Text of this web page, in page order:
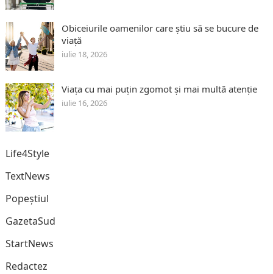
Obiceiurile oamenilor care știu să se bucure de
viață
iulie 18, 2026
Viața cu mai puțin zgomot și mai multă atenție
iulie 16, 2026
Life4Style
TextNews
Popeștiul
GazetaSud
StartNews
Redactez